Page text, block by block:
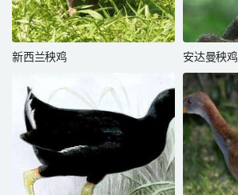
新西兰秧鸡 安达曼秧鸡